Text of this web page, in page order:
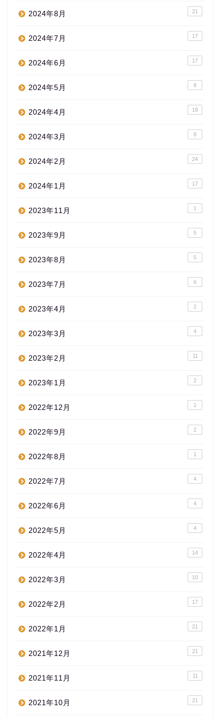
2024年8月 21
2024年7月 17
2024年6月 17
2024年5月 8
2024年4月 18
2024年3月 8
2024年2月 24
2024年1月 17
2023年11月 1
2023年9月 5
2023年8月 5
2023年7月 6
2023年4月 2
2023年3月 4
2023年2月 11
2023年1月 2
2022年12月 1
2022年9月 2
2022年8月 1
2022年7月 4
2022年6月 4
2022年5月 4
2022年4月 14
2022年3月 10
2022年2月 17
2022年1月 21
2021年12月 21
2021年11月 11
2021年10月 21